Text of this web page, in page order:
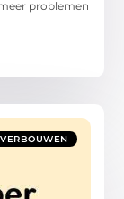
problemen
VERBOUWEN